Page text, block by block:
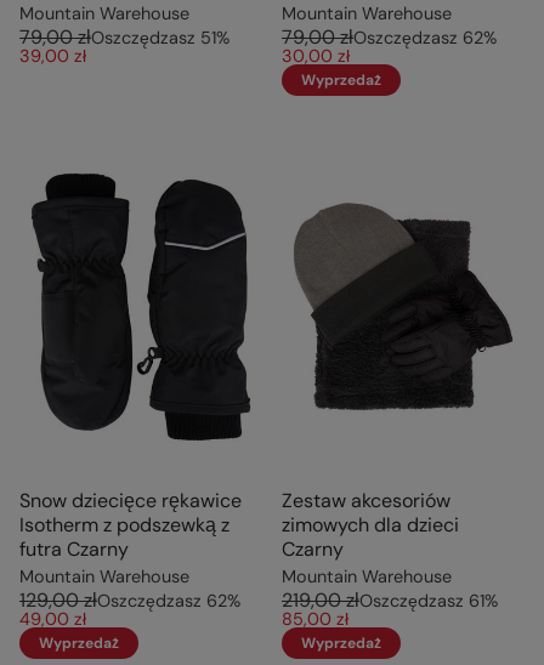
Mountain Warehouse
79,00 złOszczędzasz 51%
39,00 zł
Mountain Warehouse
79,00 złOszczędzasz 62%
30,00 zł
Wyprzedaż
Snow dziecięce rękawice
Isotherm z podszewką z
futra Czarny
Mountain Warehouse
129,00 złOszczędzasz 62%
49,00 zł
Wyprzedaż
Zestaw akcesoriów
zimowych dla dzieci
Czarny
Mountain Warehouse
219,00 złOszczędzasz 61%
85,00 zł
Wyprzedaż